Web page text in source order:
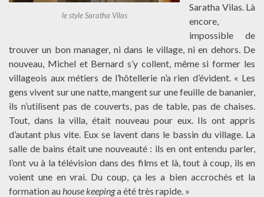
le style Saratha Vilas
Saratha Vilas. Là
encore,
impossible de
trouver un bon manager, ni dans le village, ni en dehors. De
nouveau, Michel et Bernard s’y collent, même si former les
villageois aux métiers de l’hôtellerie n’a rien d’évident. « Les
gens vivent sur une natte, mangent sur une feuille de bananier,
ils n’utilisent pas de couverts, pas de table, pas de chaises.
Tout, dans la villa, était nouveau pour eux. Ils ont appris
d’autant plus vite. Eux se lavent dans le bassin du village. La
salle de bains était une nouveauté : ils en ont entendu parler,
l’ont vu à la télévision dans des films et là, tout à coup, ils en
voient une en vrai. Du coup, ça les a bien accrochés et la
formation au house keepinga été très rapide. »